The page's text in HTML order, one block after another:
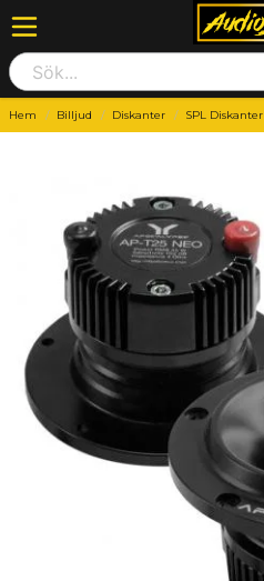
Hem Billjud Diskanter SPL Diskanter